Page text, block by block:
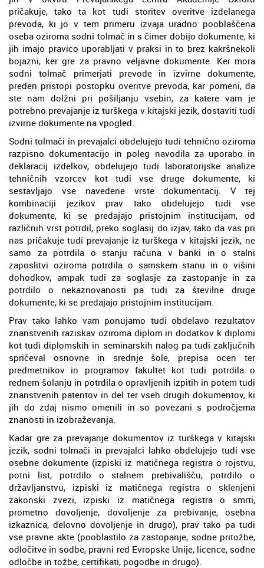
pričakuje, tako ta kot tudi storitev overitve izdelanega
prevoda, ki jo v tem primeru izvaja uradno pooblaščena
oseba oziroma sodni tolmač in s čimer dobijo dokumente, ki
jih imajo pravico uporabljati v praksi in to brez kakršnekoli
bojazni, ker gre za pravno veljavne dokumente. Ker mora
sodni tolmač primerjati prevode in izvirne dokumente,
preden pristopi postopku overitve prevoda, kar pomeni, da
ste nam dolžni pri pošiljanju vsebin, za katere vam je
potrebno prevajanje iz turškega v kitajski jezik, dostaviti tudi
izvirne dokumente na vpogled.
Sodni tolmači in prevajalci obdelujejo tudi tehnično oziroma
razpisno dokumentacijo in poleg navodila za uporabo in
deklaracij izdelkov, obdelujejo tudi laboratorijske analize
tehničnih vzorcev kot tudi vse druge dokumente, ki
sestavljajo vse navedene vrste dokumentacij. V tej
kombinaciji jezikov prav tako obdelujejo tudi vse
dokumente, ki se predajajo pristojnim institucijam, od
različnih vrst potrdil, preko soglasij do izjav, tako da vas pri
nas pričakuje tudi prevajanje iz turškega v kitajski jezik, ne
samo za potrdila o stanju računa v banki in o stalni
zaposlitvi oziroma potrdila o samskem stanu in o višini
dohodkov, ampak tudi za soglasje za zastopanje in za
potrdilo o nekaznovanosti pa tudi za številne druge
dokumente, ki se predajajo pristojnim institucijam.
Prav tako lahko vam ponujamo tudi obdelavo rezultatov
znanstvenih raziskav oziroma diplom in dodatkov k diplomi
kot tudi diplomskih in seminarskih nalog pa tudi zaključnih
spričeval osnovne in srednje šole, prepisa ocen ter
predmetnikov in programov fakultet kot tudi potrdila o
rednem šolanju in potrdila o opravljenih izpitih in potem tudi
znanstvenih patentov in del ter vseh drugih dokumentov, ki
jih do zdaj nismo omenili in so povezani s področjema
znanosti in izobraževanja.
Kadar gre za prevajanje dokumentov iz turškega v kitajski
jezik, sodni tolmači in prevajalci lahko obdelujejo tudi vse
osebne dokumente (izpiski iz matičnega registra o rojstvu,
potni list, potrdilo o stalnem prebivališču, potrdilo o
državljanstvu, izpiski iz matičnega registra o sklenjeni
zakonski zvezi, izpiski iz matičnega registra o smrti,
prometno dovoljenje, dovoljenje za prebivanje, osebna
izkaznica, delovno dovoljenje in drugo), prav tako pa tudi
vse pravne akte (pooblastilo za zastopanje, sodne pritožbe,
odločitve in sodbe, pravni red Evropske Unije, licence, sodne
odločbe in tožbe, certifikati, pogodbe in drugo).